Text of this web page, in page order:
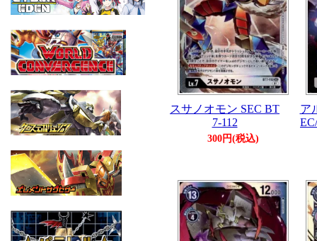
スサノオモン SEC BT
7-112
300円(税込)
ア